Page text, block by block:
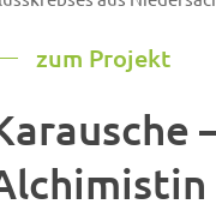
zum Projekt